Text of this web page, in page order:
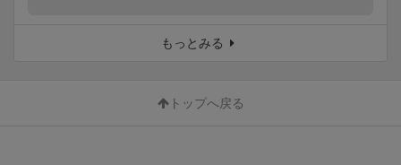
もっとみる
トップへ戻る